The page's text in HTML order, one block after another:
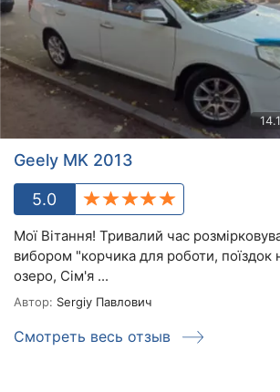
Geely MK 2013
5.0
Мої Вітання! Тривалий час
вибором "корчика для роботи, поїздок
озеро, Сім'я ...
Автор: Sergiy Павлович
Смотреть весь отзыв